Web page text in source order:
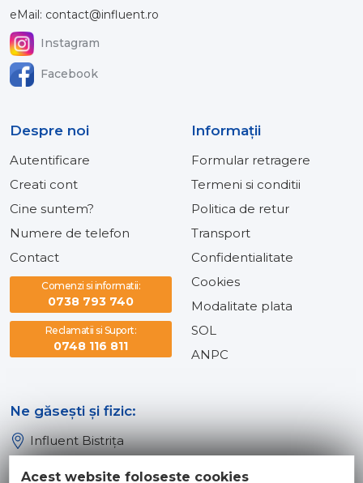
eMail: contact@influent.ro
Instagram
Facebook
Despre noi
Autentificare
Creati cont
Cine suntem?
Numere de telefon
Contact
Comenzi si informatii:
0738 793 740
Reclamatii si Suport:
0748 116 811
Informaţii
Formular retragere
Termeni si conditii
Politica de retur
Transport
Confidentialitate
Cookies
Modalitate plata
SOL
ANPC
Ne găsești și fizic:
Influent Bistrița
Acest website foloseste cookies